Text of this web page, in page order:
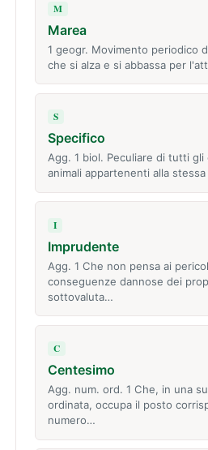
M
Marea
1 geogr. Movimento periodico
che si alza e si abbassa per
S
Specifico
Agg. 1 biol. Peculiare di tutti
animali appartenenti alla
I
Imprudente
Agg. 1 Che non pensa ai
conseguenze dannose dei
sottovaluta…
C
Centesimo
Agg. num. ord. 1 Che, in una
ordinata, occupa il posto
numero…